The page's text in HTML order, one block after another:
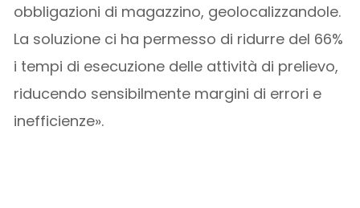
obbligazioni di magazzino, geolocalizzandole.
La soluzione ci ha permesso di ridurre del 66%
i tempi di esecuzione delle attività di prelievo,
riducendo sensibilmente margini di errori e
inefficienze».